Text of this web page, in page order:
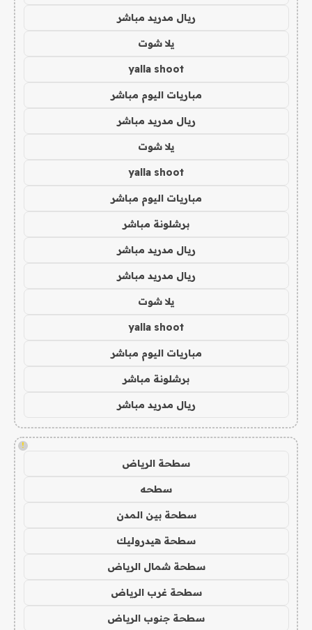
ريال مدريد مباشر
يلا شوت
yalla shoot
مباريات اليوم مباشر
ريال مدريد مباشر
يلا شوت
yalla shoot
مباريات اليوم مباشر
برشلونة مباشر
ريال مدريد مباشر
ريال مدريد مباشر
يلا شوت
yalla shoot
مباريات اليوم مباشر
برشلونة مباشر
ريال مدريد مباشر
!
سطحة الرياض
سطحه
سطحة بين المدن
سطحة هيدروليك
سطحة شمال الرياض
سطحة غرب الرياض
سطحة جنوب الرياض